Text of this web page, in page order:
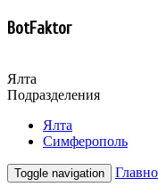
BotFaktor
Ялта
Подразделения
Ялта
Симферополь
Toggle navigation